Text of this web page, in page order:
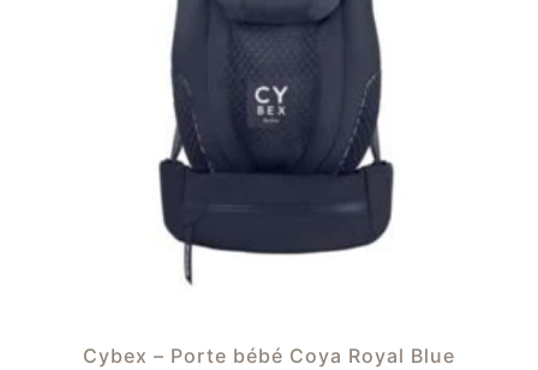
Cybex – Porte bébé Coya Royal Blue